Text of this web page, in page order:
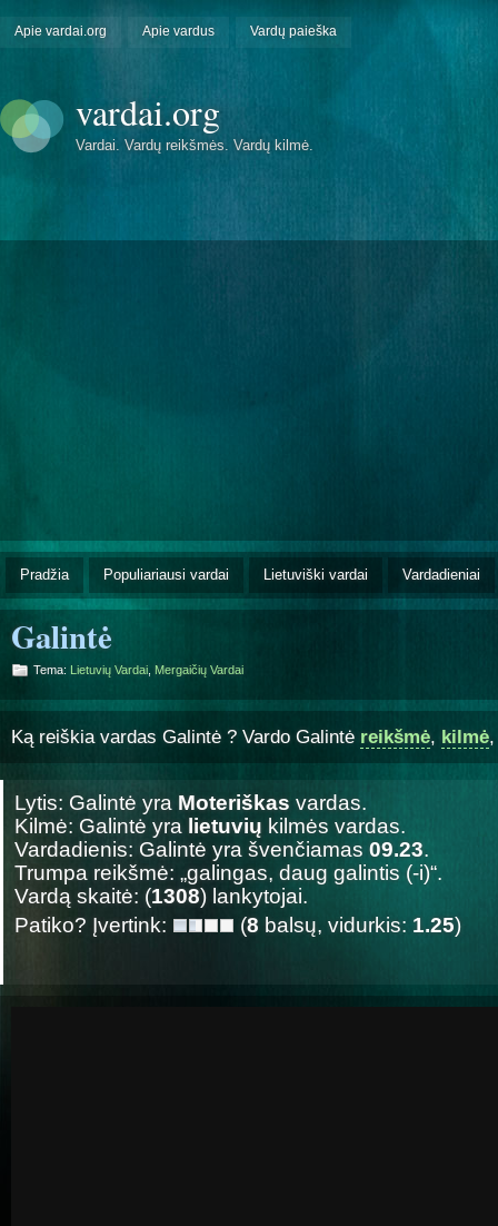
Apie vardai.org Apie vardus Vardų paieška
vardai.org
Vardai. Vardų reikšmės. Vardų kilmė.
Pradžia Populiariausi vardai Lietuviški vardai Vardadieniai
Galintė
Tema: Lietuvių Vardai Mergaičių Vardai
Ką reiškia vardas Galintė ? Vardo Galintė reikšmė, kilmė
Lytis: Galintė yra Moteriškas vardas.
Kilmė: Galintė yra lietuvių kilmės vardas.
Vardadienis: Galintė yra švenčiamas 09.23.
Trumpa reikšmė: „galingas, daug galintis (-i)“.
Vardą skaitė: (1308) lankytojai.
Patiko? Įvertink:
(8 balsų, vidurkis: 1.25)